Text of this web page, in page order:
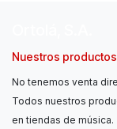
Nuestros productos
No tenemos venta
Todos nuestros
en tiendas de música.